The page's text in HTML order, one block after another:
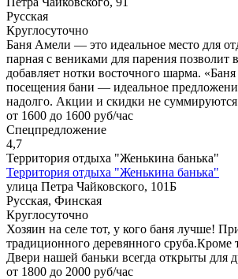
Русская
Круглосуточно
Баня Амели — это идеальное место для
парная с вениками для парения
добавляет нотки восточного шарма.
посещения бани — идеальное
надолго. Акции и скидки не
от 1600 до 1600 руб/час
Спецпредложение
4,7
Территория отдыха "Женькина банька"
Территория отдыха "Женькина банька"
улица Петра Чайковского, 101Б
Русская, Финская
Круглосуточно
Хозяин на селе тот, у кого баня лучше!
традиционного деревянного
Двери нашей баньки всегда открыты для
от 1800 до 2000 руб/час